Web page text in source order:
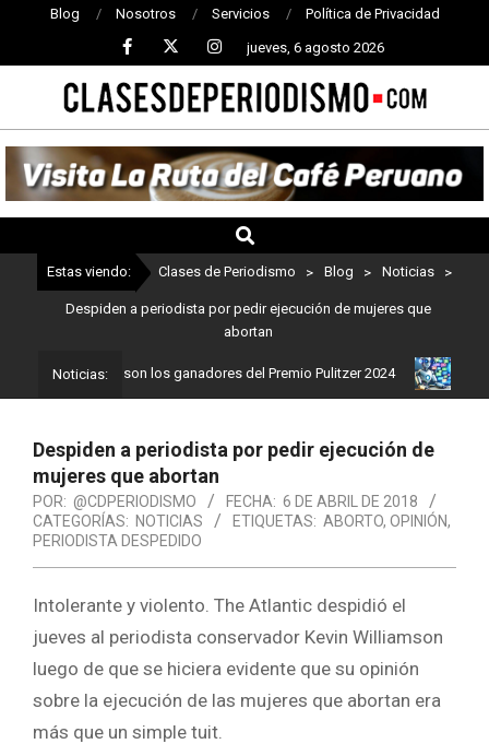
Blog Nosotros Servicios Política de Privacidad
jueves, 6 agosto 2026
CLASES
DE
PERIODISMO
Estas viendo: Clases de Periodismo > Blog > Noticias >
Despiden a periodista por pedir ejecución de mujeres que
abortan
Noticias:
Estos son los ganadores del Premio Pulitzer 2024
Despiden a periodista por pedir ejecución de
mujeres que abortan
POR: @CDPERIODISMO FECHA: 6 DE ABRIL DE 2018
CATEGORÍAS: NOTICIAS ETIQUETAS: ABORTO, OPINIÓN,
PERIODISTA DESPEDIDO
Intolerante y violento. The Atlantic despidió el
jueves al periodista conservador Kevin Williamson
luego de que se hiciera evidente que su opinión
sobre la ejecución de las mujeres que abortan era
más que un simple tuit.